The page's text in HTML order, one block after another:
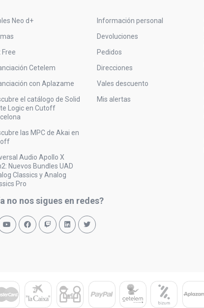
Neo d+
Free
Cetelem
con Aplazame
el catálogo de Solid
Logic en Cutoff
las MPC de Akai en
Audio Apollo X
Nuevos Bundles UAD
Classics y Analog
Pro
Información personal
Devoluciones
Pedidos
Direcciones
Vales descuento
Mis alertas
no nos sigues en redes?